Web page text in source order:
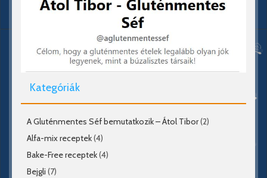
Kategóriák
A Gluténmentes Séf bemutatkozik – Átol Tibor(2)
Alfa-mix receptek(4)
Bake-Free receptek(4)
Bejgli (7)